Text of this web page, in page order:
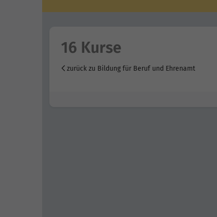
16 Kurse
zurück zu Bildung für Beruf und Ehrenamt